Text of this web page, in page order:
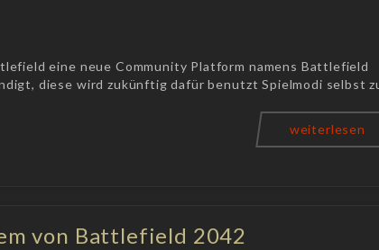
eine neue Community Platform namens Battlefield
diese wird zukünftig dafür benutzt Spielmodi selbst
weiterlesen
von Battlefield 2042